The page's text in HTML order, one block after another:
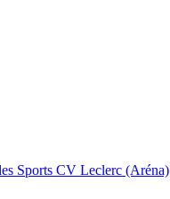
Sports CV Leclerc (Aréna)